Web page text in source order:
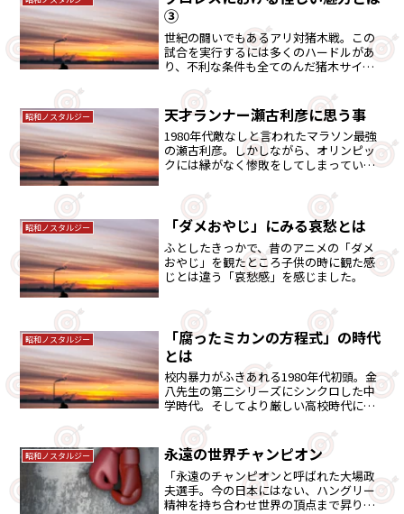
③
世紀の闘いでもあるアリ対猪木戦。この
試合を実行するには多くのハードルがあ
り、不利な条件も全てのんだ猪木サイ
のだろうか・・。
昭和ノスタルジー 天才ランナー瀬古利彦に思う事
1980年代敵なしと言われたマラソン最強
の瀬古利彦。しかしながら、オリンピッ
クには縁がなく惨敗をしてしまっていま
い出してみました。
昭和ノスタルジー 「ダメおやじ」にみる哀愁とは
ふとしたきっかで、昔のアニメの「ダメ
おやじ」を観たところ子供の時に観た感
じとは違う「哀愁感」を感じました。
昭和ノスタルジー
「腐ったミカンの方程式」の時代
とは
校内暴力がふきあれる1980年代初頭。金
八先生の第二シリーズにシンクロした中
学時代。そしてより厳しい高校時代に当
昭和ノスタルジー 永遠の世界チャンピオン
「永遠のチャンピオンと呼ばれた大場政
夫選手。今の日本にはない、ハングリー
精神を持ち合わせ世界の頂点まで昇りつ